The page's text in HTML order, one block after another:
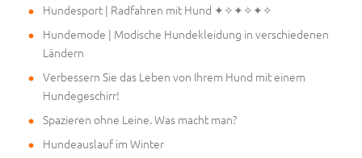
Hundesport | Radfahren mit Hund ✦✧✦✧✦✧
Hundemode | Modische Hundekleidung in verschiedenen
Ländern
Verbessern Sie das Leben von Ihrem Hund mit einem
Hundegeschirr!
Spazieren ohne Leine. Was macht man?
Hundeauslauf im Winter